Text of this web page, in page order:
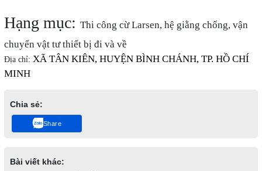
Hạng mục: Thi công cừ Larsen, hệ giằng chống, vận
chuyển vật tư thiết bị đi và về
Địa chỉ: XÃ TÂN KIÊN, HUYỆN BÌNH CHÁNH, TP. HỒ CHÍ
MINH
Chia sẻ:
Share
Bài viết khác: